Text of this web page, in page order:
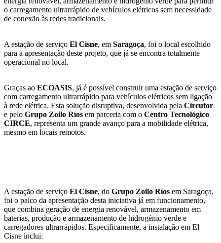
o carregamento ultrarrápido de vehículos elétricos sem necessidade
de conexão às redes tradicionais.
A estação de serviço El Cisne, em Saragoça, foi o local escolhido
para a apresentação deste projeto, que já se encontra totalmente
operacional no local.
Graças ao ECOASIS, já é possível construir uma estação de serviço
com carregamento ultrarrápido para vehículos elétricos sem ligação
à rede elétrica. Esta solução disruptiva, desenvolvida pela Circutor
e pelo Grupo Zoilo Ríos em parceria com o Centro Tecnológico
CIRCE, representa um grande avanço para a mobilidade elétrica,
mesmo em locais remotos.
A estação de serviço El Cisne, do Grupo Zoilo Ríos em Saragoça,
foi o palco da apresentação desta iniciativa já em funcionamento,
que combina geração de energia renovável, armazenamento em
baterias, produção e armazenamento de hidrogénio verde e
carregadores ultrarrápidos. Especificamente, a instalação em El
Cisne inclui: